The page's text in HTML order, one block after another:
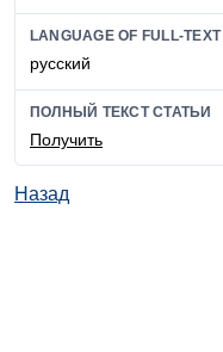
LANGUAGE OF FULL-TEXT
русский
ПОЛНЫЙ ТЕКСТ СТАТЬИ
Получить
Назад